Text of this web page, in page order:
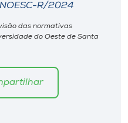
R/2024
das normativas
do Oeste de Santa